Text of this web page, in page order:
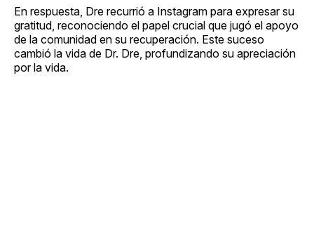
En respuesta, Dre recurrió a Instagram para expresar su
gratitud, reconociendo el papel crucial que jugó el apoyo
de la comunidad en su recuperación. Este suceso
cambió la vida de Dr. Dre, profundizando su apreciación
por la vida.